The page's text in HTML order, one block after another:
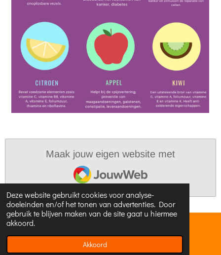
Deze website gebruikt cookies voor analyse-
doeleinden en/of het tonen van advertenties. Door
gebruik te blijven maken van de site gaat u hiermee
akkoord.
Akkoord
Maak jouw eigen website met
JouwWeb
2022 Samen Sportief in Beweging